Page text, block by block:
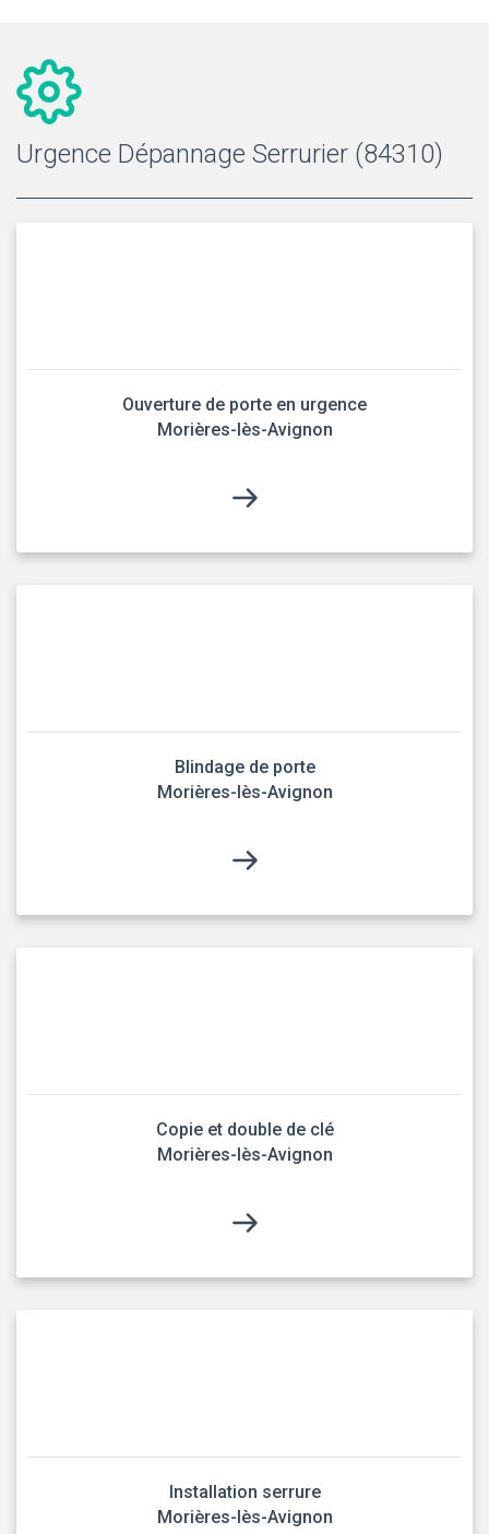
Urgence Dépannage Serrurier (84310)
Ouverture de porte en urgence
Morières-lès-Avignon
Blindage de porte
Morières-lès-Avignon
Copie et double de clé
Morières-lès-Avignon
Installation serrure
Morières-lès-Avignon